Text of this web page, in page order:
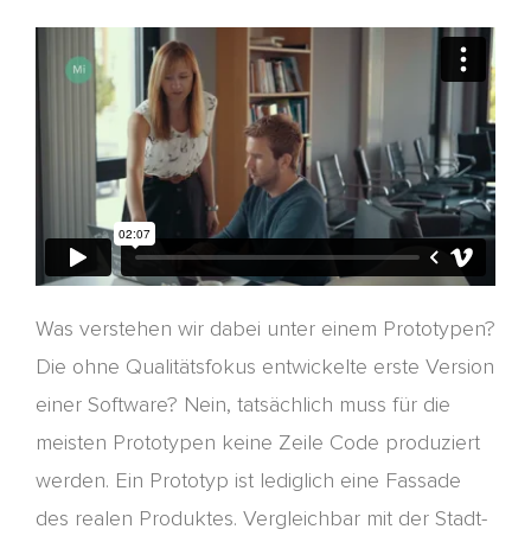
Was verstehen wir dabei unter einem Prototypen?
Die ohne Qualitätsfokus entwickelte erste Version
einer Software? Nein, tatsächlich muss für die
meisten Prototypen keine Zeile Code produziert
werden. Ein Prototyp ist lediglich eine Fassade
des realen Produktes. Vergleichbar mit der Stadt-